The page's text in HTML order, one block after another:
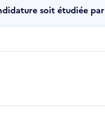
soit étudiée